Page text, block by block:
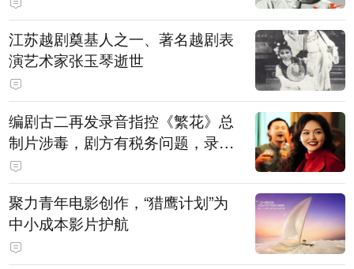
江苏越剧奠基人之一、著名越剧表
演艺术家张玉琴逝世
编剧古二再发录音指控《繁花》总
制片涉毒，剧方有税务问题，录音
中王家卫称“一点够了，要不然又要
出事”
聚力青年电影创作，“猎鹰计划”为
中小成本影片护航